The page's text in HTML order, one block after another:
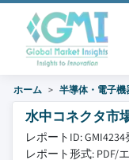
ホーム 半導体・電子機
水中コネクタ市
レポートID: GMI4234
レポート形式: PDF/